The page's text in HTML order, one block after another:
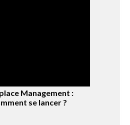
Management :
se lancer ?